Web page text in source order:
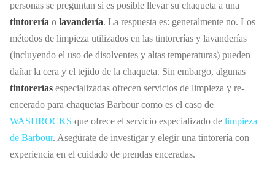
personas se preguntan si es posible llevar su chaqueta a una
tintorería o lavandería. La respuesta es: generalmente no. Los
métodos de limpieza utilizados en las tintorerías y lavanderías
(incluyendo el uso de disolventes y altas temperaturas) pueden
dañar la cera y el tejido de la chaqueta. Sin embargo, algunas
tintorerías especializadas ofrecen servicios de limpieza y re-
encerado para chaquetas Barbour como es el caso de
WASHROCKS que ofrece el servicio especializado de limpieza
de Barbour. Asegúrate de investigar y elegir una tintorería con
experiencia en el cuidado de prendas enceradas.